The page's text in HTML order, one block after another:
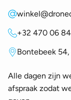
+32 470 06
Bontebeek
Alle dagen zijn
afspraak zodat